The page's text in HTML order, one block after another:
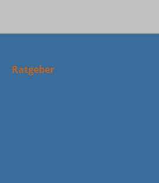
Ratgeber